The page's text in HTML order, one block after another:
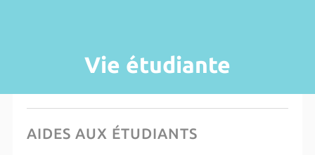
Vie étudiante
AIDES AUX ÉTUDIANTS